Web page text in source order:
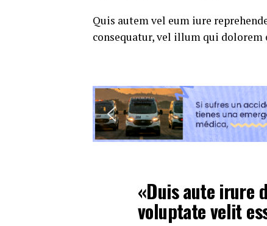
Quis autem vel eum iure
consequatur, vel illum qui
«Duis aute irure
voluptate velit